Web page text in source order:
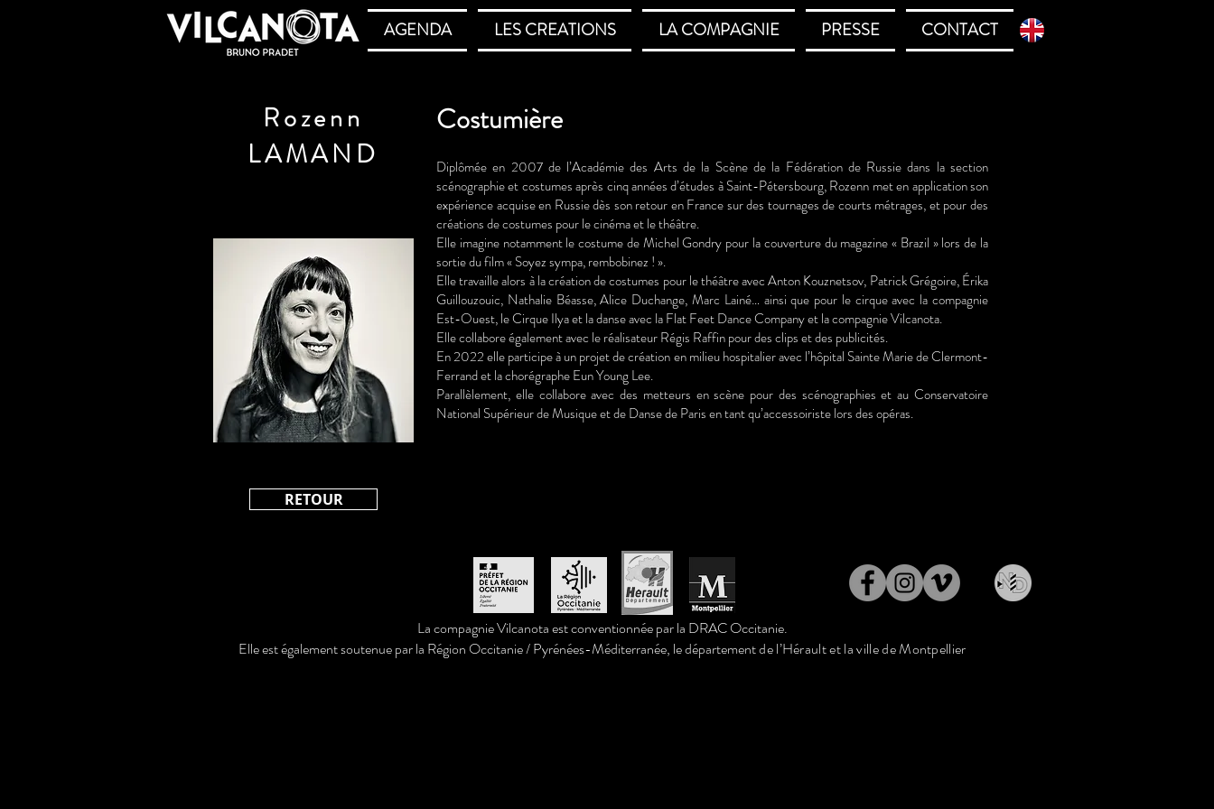
AGENDA LES CREATIONS LA COMPAGNIE PRESSE CONTACT
Rozenn
LAMAND
Costumière
Diplômée en 2007 de l’Académie des Arts de la Scène de la Fédération de Russie dans la section
scénographie et costumes après cinq années d’études à Saint-Pétersbourg, Rozenn met en application son
expérience acquise en Russie dès son retour en France sur des tournages de courts métrages, et pour des
créations de costumes pour le cinéma et le théâtre.
Elle imagine notamment le costume de Michel Gondry pour la couverture du magazine « Brazil » lors de la
sortie du film « Soyez sympa, rembobinez ! ».
Elle travaille alors à la création de costumes pour le théâtre avec Anton Kouznetsov, Patrick Grégoire, Érika
Guillouzouic, Nathalie Béasse, Alice Duchange, Marc Lainé… ainsi que pour le cirque avec la compagnie
Est-Ouest, le Cirque Ilya et la danse avec la Flat Feet Dance Companyet la compagnie Vilcanota.
Elle collabore également avec le réalisateur Régis Raffin pour des clips et des publicités.
En 2022 elle participe à un projet de création en milieu hospitalier avec l’hôpital Sainte Marie de Clermont-
Ferrand et la chorégraphe Eun Young Lee.
Parallèlement, elle collabore avec des metteurs en scène pour des scénographies et au Conservatoire
National Supérieur de Musique et de Danse de Paris en tant qu’accessoiriste lors des opéras.
RETOUR
La compagnie Vilcanota est conventionnée par la DRAC Occitanie.
Elle est également soutenue par la Région Occitanie / Pyrénées-Méditerranée, le départementde l’Hérault et la ville de Montpellier